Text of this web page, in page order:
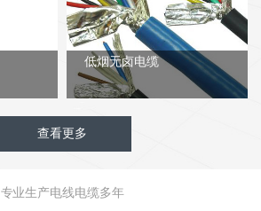
低烟无卤电缆
查看更多
专业生产电线电缆多年